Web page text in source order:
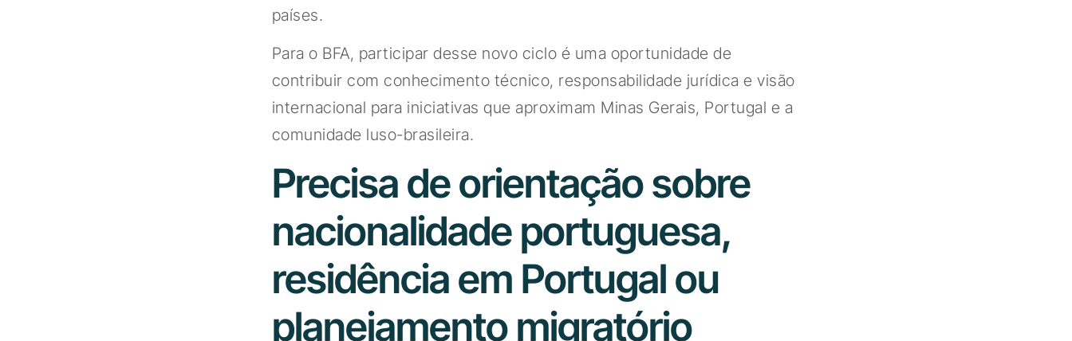
países.
Para o BFA, participar desse novo ciclo é uma oportunidade de
contribuir com conhecimento técnico, responsabilidade jurídica e visão
internacional para iniciativas que aproximam Minas Gerais, Portugal e a
comunidade luso-brasileira.
Precisa de orientação sobre
nacionalidade portuguesa,
residência em Portugal ou
planejamento migratório